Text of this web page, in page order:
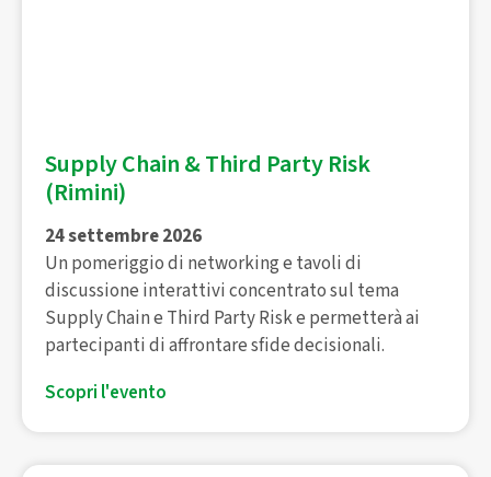
Supply Chain & Third Party Risk
(Rimini)
24 settembre 2026
Un pomeriggio di networking e tavoli di
discussione interattivi concentrato sul tema
Supply Chain e Third Party Risk e permetterà ai
partecipanti di affrontare sfide decisionali.
Scopri l'evento